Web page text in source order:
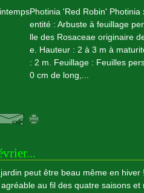
Photinia 'Red Robin' Photinia
entité : Arbuste à feuillage
lle des Rosaceae originaire
e. Hauteur : 2 à 3 m à
: 2 m. Feuillage : Feuilles
0 cm de long,...
peut être beau même en hiver
au fil des quatre saisons et